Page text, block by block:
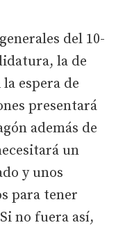
del 10-
la de
espera de
presentará
además de
un
y unos
para tener
no fuera así,